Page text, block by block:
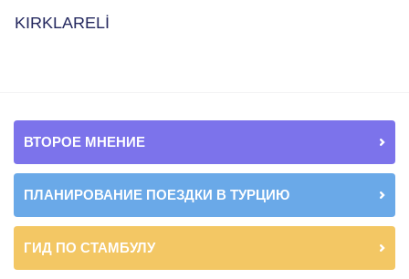
KIRKLARELİ
ВТОРОЕ МНЕНИЕ
ПЛАНИРОВАНИЕ ПОЕЗДКИ В ТУРЦИЮ
ГИД ПО СТАМБУЛУ